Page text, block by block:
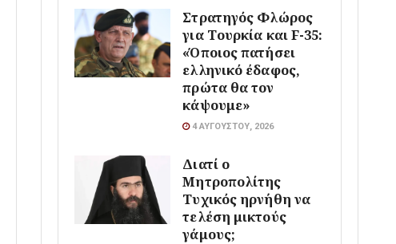
Στρατηγός Φλώρος
για Τουρκία και F-35:
«Όποιος πατήσει
ελληνικό έδαφος,
πρώτα θα τον
κάψουμε»
4 ΑΥΓΟΎΣΤΟΥ, 2026
Διατί ο
Μητροπολίτης
Τυχικός ηρνήθη να
τελέση μικτούς
γάμους;